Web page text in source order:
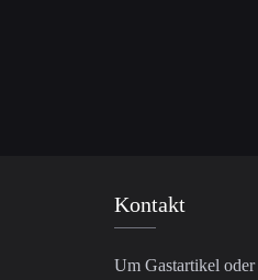
Kontakt
Um Gastartikel oder